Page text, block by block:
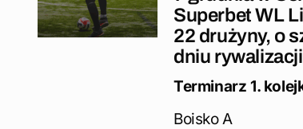
Superbet WL
22 drużyny, o
dniu
Terminarz 1.
Boisko A